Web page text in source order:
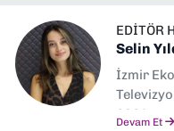
EDITÖR
Selin
İzmir
2024
Devam Et